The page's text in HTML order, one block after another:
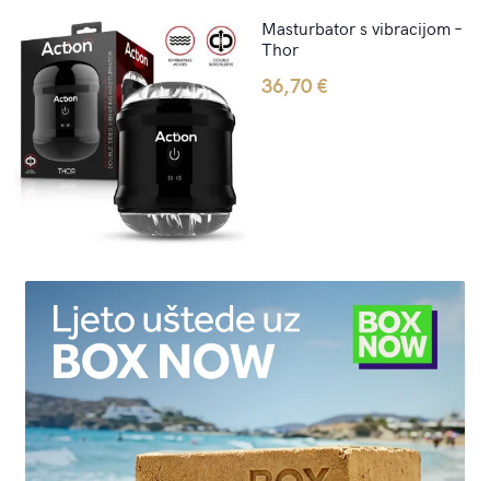
Masturbator s vibracijom –
Thor
36,70€